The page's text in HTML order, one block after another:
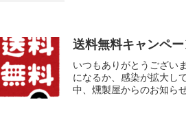
送料無料キャンペ
いつもありがとうござい
になるか、感染が拡大し
中、燻製屋からのお知ら